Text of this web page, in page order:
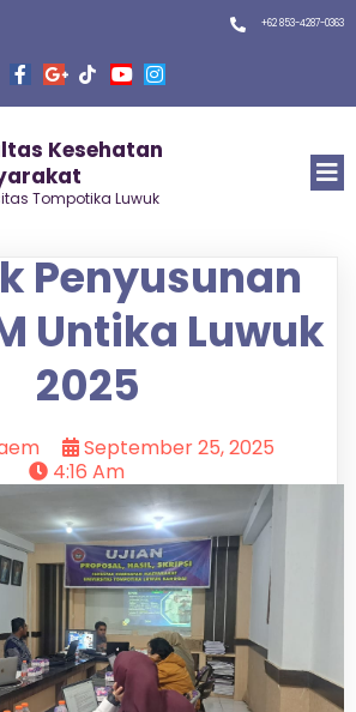
+62 853-4287-0363
Kesehatan
Tompotika Luwuk
Penyusunan
Untika Luwuk
2025
September 25, 2025
4:16 Am